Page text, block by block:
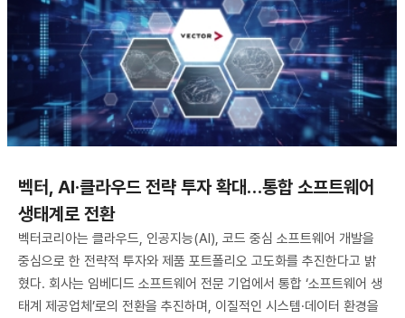
벡터, AI·클라우드 전략 투자 확대…통합 소프트웨어
생태계로 전환
벡터코리아는 클라우드, 인공지능(AI), 코드 중심 소프트웨어 개발을
중심으로 한 전략적 투자와 제품 포트폴리오 고도화를 추진한다고 밝
혔다. 회사는 임베디드 소프트웨어 전문 기업에서 통합 ‘소프트웨어 생
태계 제공업체’로의 전환을 추진하며, 이질적인 시스템·데이터 환경을